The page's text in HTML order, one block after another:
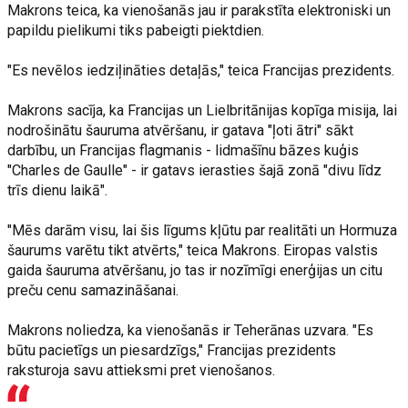
Makrons teica, ka vienošanās jau ir parakstīta elektroniski un
papildu pielikumi tiks pabeigti piektdien.
"Es nevēlos iedziļināties detaļās," teica Francijas prezidents.
Makrons sacīja, ka Francijas un Lielbritānijas kopīga misija, lai
nodrošinātu šauruma atvēršanu, ir gatava "ļoti ātri" sākt
darbību, un Francijas flagmanis - lidmašīnu bāzes kuģis
"Charles de Gaulle" - ir gatavs ierasties šajā zonā "divu līdz
trīs dienu laikā".
"Mēs darām visu, lai šis līgums kļūtu par realitāti un Hormuza
šaurums varētu tikt atvērts," teica Makrons. Eiropas valstis
gaida šauruma atvēršanu, jo tas ir nozīmīgi enerģijas un citu
preču cenu samazināšanai.
Makrons noliedza, ka vienošanās ir Teherānas uzvara. "Es
būtu pacietīgs un piesardzīgs," Francijas prezidents
raksturoja savu attieksmi pret vienošanos.